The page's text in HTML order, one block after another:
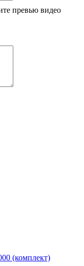
превью видео
(комплект)